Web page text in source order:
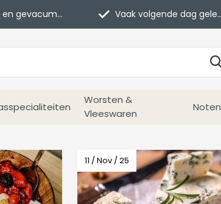
Worsten &
Vleeswaren
Noten
gevacumeerd Vaak volgende dag geleverd
11 / Nov / 25